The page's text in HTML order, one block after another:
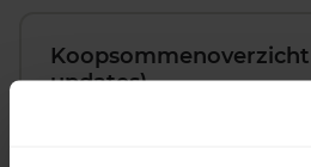
updates)